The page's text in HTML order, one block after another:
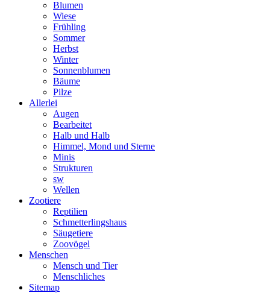
Blumen
Wiese
Frühling
Sommer
Herbst
Winter
Sonnenblumen
Bäume
Pilze
Allerlei
Augen
Bearbeitet
Halb und Halb
Himmel, Mond und Sterne
Minis
Strukturen
sw
Wellen
Zootiere
Reptilien
Schmetterlingshaus
Säugetiere
Zoovögel
Menschen
Mensch und Tier
Menschliches
Sitemap